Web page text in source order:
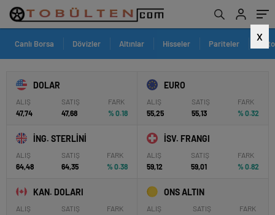
X
Canlı Borsa Dövizler Altınlar Hisseler Pariteler
DOLAR
ALIŞ
47,74
SATIŞ
47,68
FARK
% 0.18
EURO
ALIŞ
55,25
SATIŞ
55,13
FARK
% 0.32
İNG. STERLİNİ
ALIŞ
64,48
SATIŞ
64,35
FARK
% 0.38
İSV. FRANGI
ALIŞ
59,12
SATIŞ
59,01
FARK
% 0.82
KAN. DOLARI
ALIŞ
SATIŞ
FARK
ONS ALTIN
ALIŞ
SATIŞ
FARK